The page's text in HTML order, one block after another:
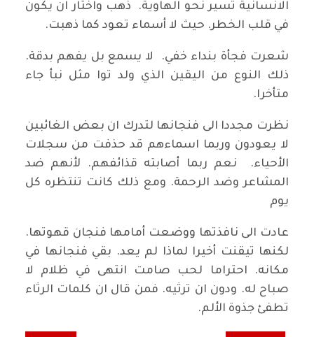
الانسانية تسير نحو الهاوية. ذهب واختار ان يكون
في قلب الخطر. حيث لا أسماء تعود كما ذهبت.
شعرت فجأة بنداء خفي. لا يسمع بل يفهم بدقة.
ذلك النوع من اليقين الذي ولد توا مثل نبأ جاء
متأخرا.
نظرت مجددا الى فنجانها لتدرك ان بعض الغائبين
لا يعودون وربما اسماءهم قد حذفت من سجلات
الأحياء. نعم ربما أصابته قذائفهم. لأنهم ضد
المشاعر وضد الرحمة. ومع ذلك كانت تنتظره كل
يوم
عادت الى نافذتها ووضعت أمامها فنجان قهوتها.
لكنها تيقنت أخيرا لماذا لم يعد. بقي فنجانها في
مكانه. احتراما لحب صامت انتهى في ظلام لا
صباح له. ودون ان ترثيه. فمن قال ان كلمات الرثاء
تطفئ جذوة الألم.